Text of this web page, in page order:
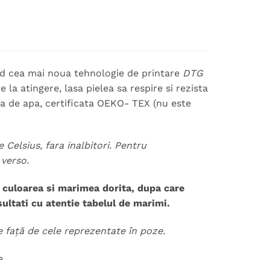
mai noua tehnologie de printare DTG
atingere, lasa pielea sa respire si rezista
apa, certificata OEKO- TEX (nu este
Celsius, fara inalbitori. Pentru
si marimea dorita, dupa care
cu atentie tabelul de marimi.
de cele reprezentate în poze.